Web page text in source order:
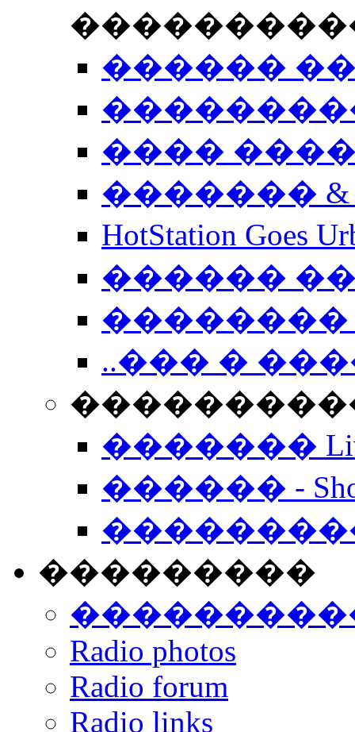
������
����
�������
HotStation
������
��������
..��� �
����������
�������
������ -
���������
Radio photos
Radio forum
Radio links